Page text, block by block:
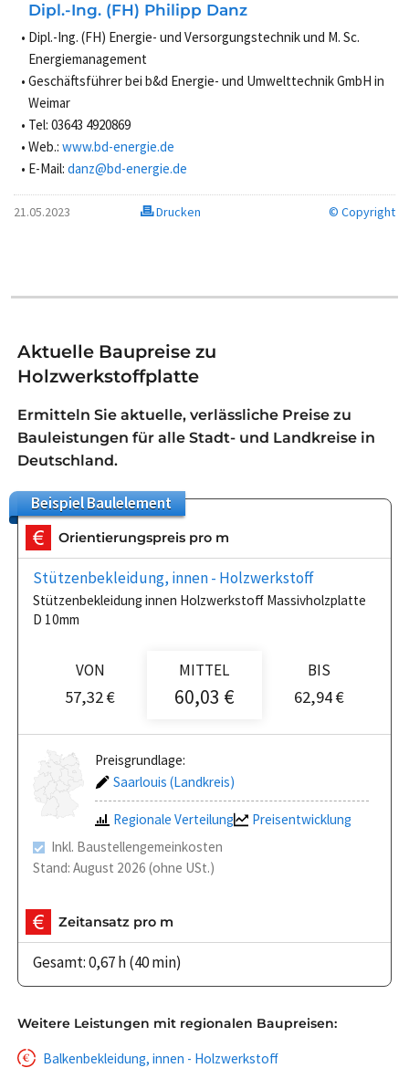
Dipl.-Ing. (FH) Philipp Danz
Dipl.-Ing. (FH) Energie- und Versorgungstechnik und M. Sc.
Energiemanagement
Geschäftsführer bei b&d Energie- und Umwelttechnik GmbH in
Weimar
Tel: 03643 4920869
Web.: www.bd-energie.de
E-Mail: danz@bd-energie.de
21.05.2023 Drucken © Copyright
Aktuelle Baupreise zu
Holzwerkstoffplatte
Ermitteln Sie aktuelle, verlässliche Preise zu
Bauleistungen für alle Stadt- und Landkreise in
Deutschland.
BeispielBaulelement
Orientierungspreis pro m
Stützenbekleidung, innen - Holzwerkstoff
Stützenbekleidung innen Holzwerkstoff Massivholzplatte
D 10mm
VON
57,32 €
MITTEL
60,03 €
BIS
62,94 €
Preisgrundlage:
Saarlouis (Landkreis)
Regionale Verteilung
Preisentwicklung
Inkl. Baustellengemeinkosten
Stand: August 2026 (ohne USt.)
Zeitansatz pro m
Gesamt: 0,67 h (40 min)
Weitere Leistungen mit regionalen Baupreisen:
Balkenbekleidung, innen - Holzwerkstoff